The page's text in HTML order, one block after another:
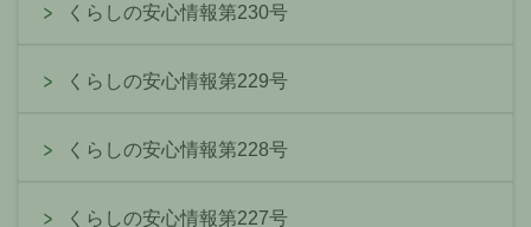
くらしの安心情報第230号
くらしの安心情報第229号
くらしの安心情報第228号
くらしの安心情報第227号